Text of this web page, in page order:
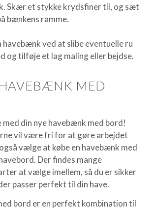
Skær et stykke krydsfiner til, og sæt
bænkens ramme.
ved at slibe eventuelle ru
og tilføje et lag maling eller bejdse.
MED
din nye havebænk med bord!
vil være fri for at gøre arbejdet
vælge at købe en havebænk med
Der findes mange
at vælge imellem, så du er sikker
passer perfekt til din have.
bord er en perfekt kombination til